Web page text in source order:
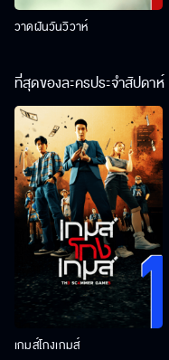
วาดฝันวันวิวาห์
ที่สุดของละครประจำสัปดาห์
เกมส์โกงเกมส์